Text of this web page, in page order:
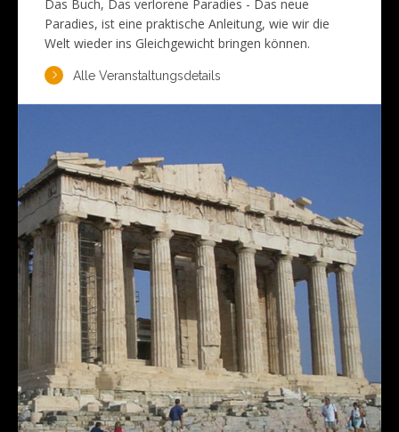
Das Buch, Das verlorene Paradies - Das neue
Paradies, ist eine praktische Anleitung, wie wir die
Welt wieder ins Gleichgewicht bringen können.
Alle Veranstaltungsdetails